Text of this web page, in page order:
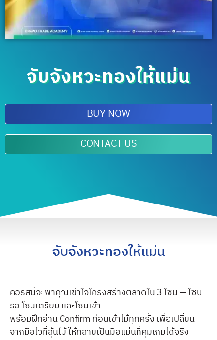
จับจังหวะทองให้แม่น
BUY NOW
CONTACT US
จับจังหวะทองให้แม่น
คอร์สนี้จะพาคุณเข้าใจโครงสร้างตลาดใน 3 โซน — โซน
รอ โซนเตรียม และโซนเข้า
พร้อมฝึกอ่าน Confirm ก่อนเข้าไม้ทุกครั้ง เพื่อเปลี่ยน
จากมือไวที่ลุ้นไม้ ให้กลายเป็นมือแม่นที่คุมเกมได้จริง